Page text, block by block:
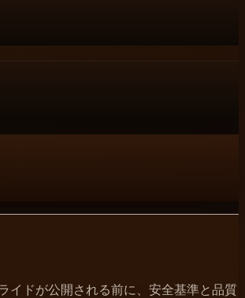
イドが公開される前に、安全基準と品質